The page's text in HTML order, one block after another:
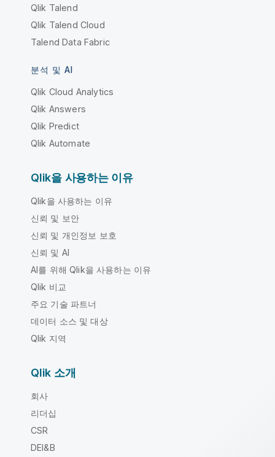
Qlik Talend
Qlik Talend Cloud
Talend Data Fabric
분석 및 AI
Qlik Cloud Analytics
Qlik Answers
Qlik Predict
Qlik Automate
Qlik을 사용하는 이유
Qlik을 사용하는 이유
신뢰 및 보안
신뢰 및 개인정보 보호
신뢰 및 AI
AI를 위해 Qlik을 사용하는 이유
Qlik 비교
주요 기술 파트너
데이터 소스 및 대상
Qlik 지역
Qlik 소개
회사
리더십
CSR
DEI&B